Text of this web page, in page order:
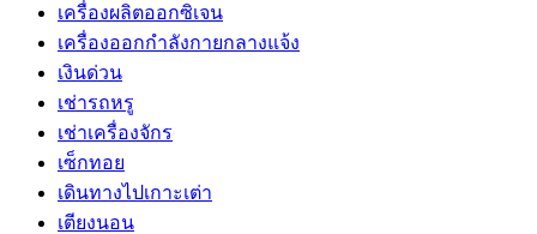
เครื่องผลิตออกซิเจน
เครื่องออกกำลังกายกลางแจ้ง
เงินด่วน
เช่ารถหรู
เช่าเครื่องจักร
เซ็กทอย
เดินทางไปเกาะเต่า
เตียงนอน